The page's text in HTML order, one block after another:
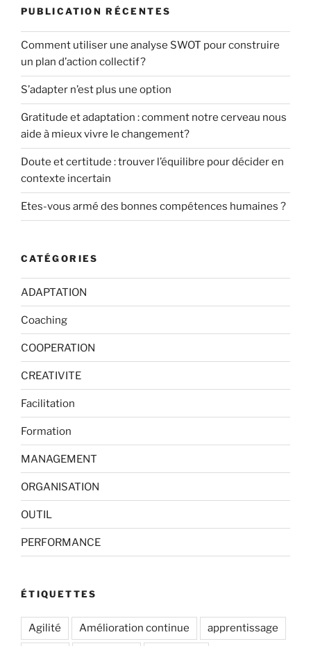
PUBLICATION RÉCENTES
Comment utiliser une analyse SWOT pour construire
un plan d’action collectif?
S’adapter n’est plus une option
Gratitude et adaptation : comment notre cerveau nous
aide à mieux vivre le changement?
Doute et certitude : trouver l’équilibre pour décider en
contexte incertain
Etes-vous armé des bonnes compétences humaines ?
CATÉGORIES
ADAPTATION
Coaching
COOPERATION
CREATIVITE
Facilitation
Formation
MANAGEMENT
ORGANISATION
OUTIL
PERFORMANCE
ÉTIQUETTES
Agilité Amélioration continue apprentissage